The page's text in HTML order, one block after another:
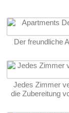
Der freundliche
Jedes Zimmer
die Zubereitung